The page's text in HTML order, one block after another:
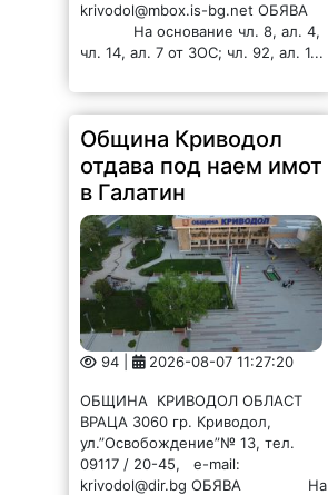
krivodol@mbox.is-bg.net ОБЯВА
На основание чл. 8, ал. 4,
чл. 14, ал. 7 от ЗОС; чл. 92, ал. 1...
Община Криводол
отдава под наем имот
в Галатин
94 | 2026-08-07 11:27:20
ОБЩИНА КРИВОДОЛ ОБЛАСТ
ВРАЦА 3060 гр. Криводол,
ул.”Освобождение”№ 13, тел.
09117 / 20-45, e-mail:
krivodol@dir.bg ОБЯВА На